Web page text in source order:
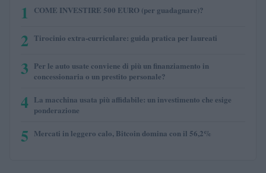
1 COME INVESTIRE 500 EURO (per guadagnare)?
2 Tirocinio extra-curriculare: guida pratica per laureati
3 Per le auto usate conviene di più un finanziamento in
concessionaria o un prestito personale?
4 La macchina usata più affidabile: un investimento che esige
ponderazione
5 Mercati in leggero calo, Bitcoin domina con il 56,2%